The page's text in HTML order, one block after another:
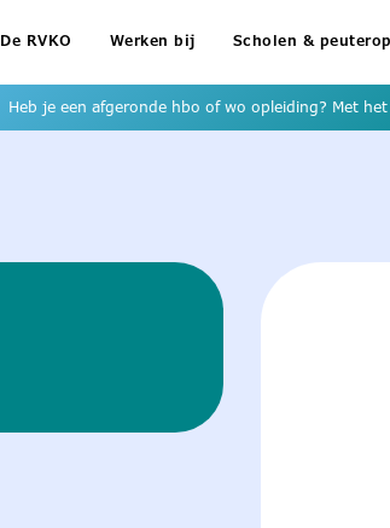
De RVKO Werken bij Scholen &
Heb je een afgeronde hbo of wo opleiding? Met